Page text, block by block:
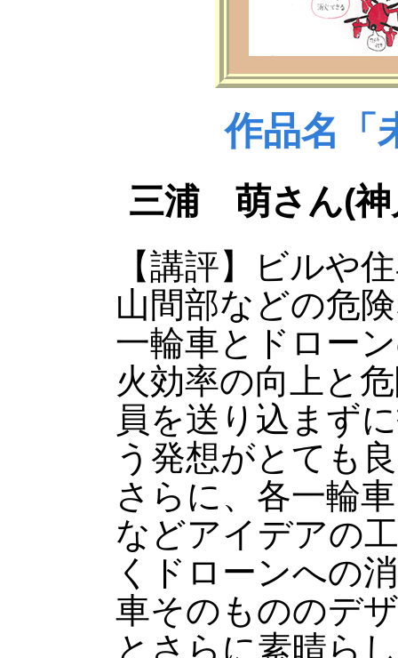
作品名「
三浦 萌さん(神
【講評】ビルや
山間部などの危
一輪車とドロー
火効率の向上と
員を送り込まず
う発想がとても
さらに、各一輪
などアイデアの
くドローンへの
車そのもののデ
とさらに素晴ら